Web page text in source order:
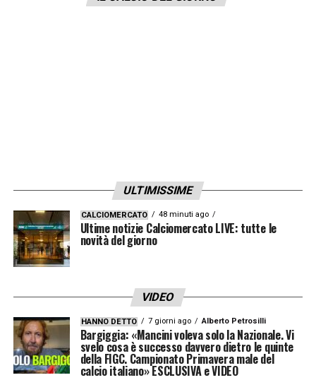
ULTIMISSIME
CALCIOMERCATO 48 minuti ago
Ultime notizie Calciomercato LIVE: tutte le
novità del giorno
VIDEO
HANNO DETTO 7 giorni ago Alberto Petrosilli
Bargiggia: «Mancini voleva solo la Nazionale. Vi
svelo cosa è successo davvero dietro le quinte
della FIGC. Campionato Primavera male del
calcio italiano» ESCLUSIVA e VIDEO